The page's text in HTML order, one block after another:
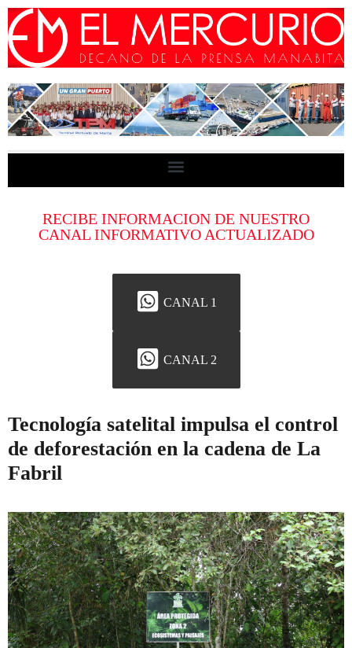
RECIBE INFORMACION DE NUESTRO
CANAL INFORMATIVO ACTUALIZADO
CANAL 1
CANAL 2
Tecnología satelital impulsa el control
de deforestación en la cadena de La
Fabril